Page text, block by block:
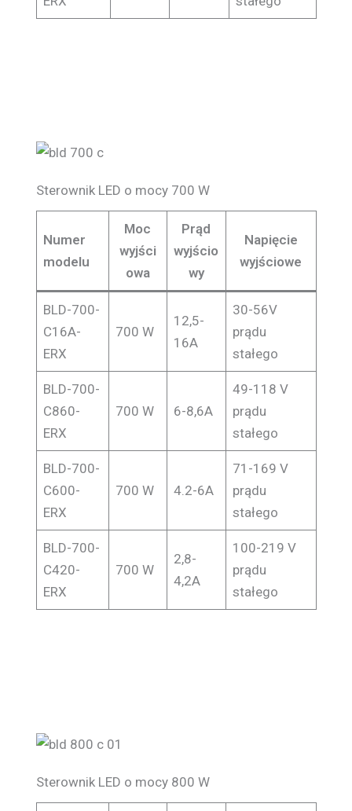
Sterownik LED o mocy 700 W
Numer
modelu
Moc
wyjści
owa
Prąd
wyjścio
wy
Napięcie
wyjściowe
BLD-700-
C16A-
ERX
700 W
12,5-
16A
30-56V
prądu
stałego
BLD-700-
C860-
ERX
700 W 6-8,6A
49-118 V
prądu
stałego
BLD-700-
C600-
ERX
700 W 4.2-6A
71-169 V
prądu
stałego
BLD-700-
C420-
ERX
700 W
2,8-
4,2A
100-219 V
prądu
stałego
Sterownik LED o mocy 800 W